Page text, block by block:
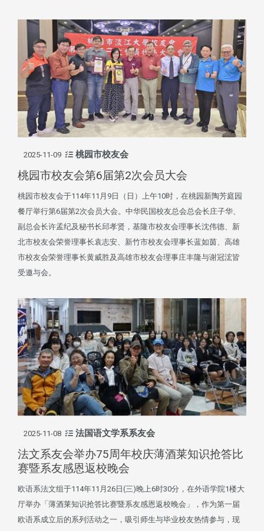
2025-11-09 桃园市校友会
桃园市校友会第6届第2次会员大会
桃园市校友会于114年11月9日（日）上午10时，在桃园新陶芳庭园
餐厅举行第6届第2次会员大会。中华民国校友总会总会长庄子华、
副总会长许孟纪及秘书长邱孝贤，基隆市校友会理事长沈伟德、新
北市校友会荣誉理事长袁志安、新竹市校友会理事长蓝如茵、高雄
市校友会荣誉理事长黄威胜及高雄市校友会理事庄丰隆与谢冠浤皆
受邀与会。
2025-11-08 法国语文学系系友会
法文系友会举办75周年校庆薄酒莱知识抢答比
赛暨系友感恩返校晚会
欧语系法文组于114年11月26日(三)晚上6时30分，在外语学院1楼大
厅举办「薄酒莱知识抢答比赛暨系友感恩返校晚会」，作为第一届
欧语系成立后的系列活动之一，吸引师生与毕业校友热情参与，现